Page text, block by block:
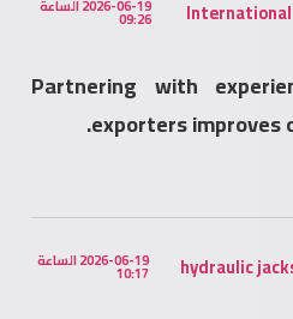
2026-06-19 الساعة
09:26
Partnering with
exporters
hydraulic 2026-06-19 الساعة
10:17